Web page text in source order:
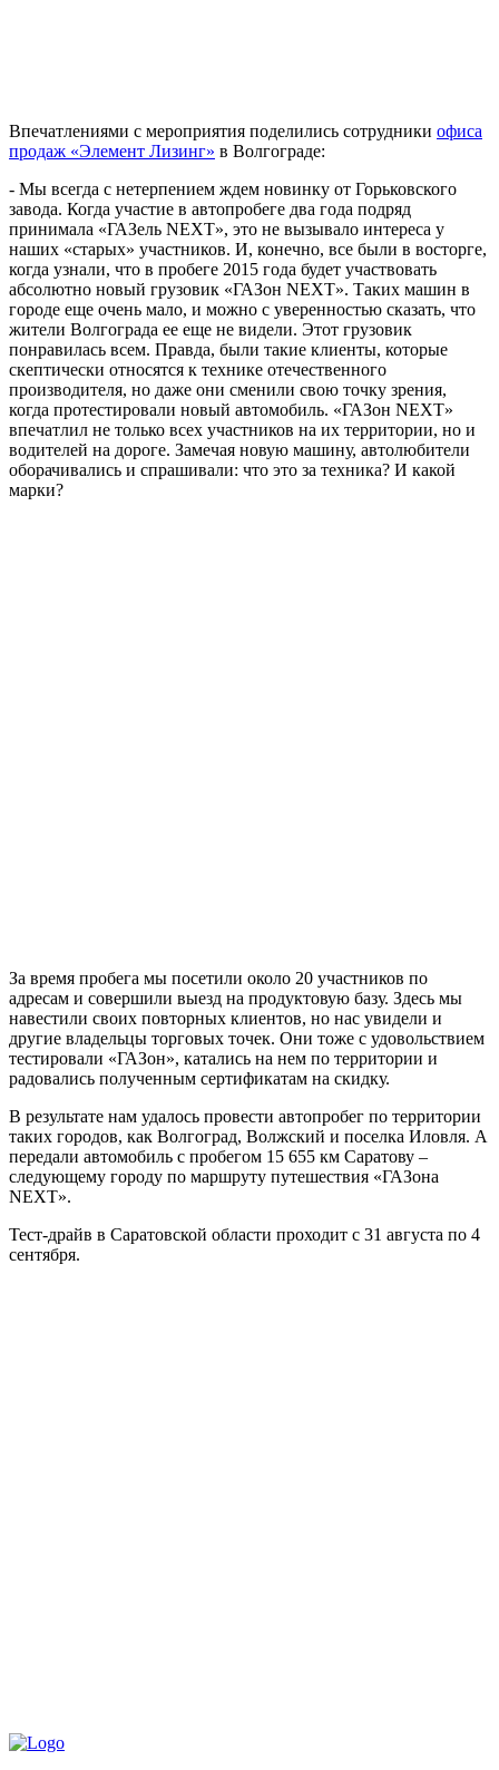
Впечатлениями с мероприятия поделились сотрудники офиса
продаж «Элемент Лизинг» в Волгограде:
- Мы всегда с нетерпением ждем новинку от Горьковского
завода. Когда участие в автопробеге два года подряд
принимала «ГАЗель NEXT», это не вызывало интереса у
наших «старых» участников. И, конечно, все были в восторге,
когда узнали, что в пробеге 2015 года будет участвовать
абсолютно новый грузовик «ГАЗон NEXT». Таких машин в
городе еще очень мало, и можно с уверенностью сказать, что
жители Волгограда ее еще не видели. Этот грузовик
понравилась всем. Правда, были такие клиенты, которые
скептически относятся к технике отечественного
производителя, но даже они сменили свою точку зрения,
когда протестировали новый автомобиль. «ГАЗон NEXT»
впечатлил не только всех участников на их территории, но и
водителей на дороге. Замечая новую машину, автолюбители
оборачивались и спрашивали: что это за техника? И какой
марки?
За время пробега мы посетили около 20 участников по
адресам и совершили выезд на продуктовую базу. Здесь мы
навестили своих повторных клиентов, но нас увидели и
другие владельцы торговых точек. Они тоже с удовольствием
тестировали «ГАЗон», катались на нем по территории и
радовались полученным сертификатам на скидку.
В результате нам удалось провести автопробег по территории
таких городов, как Волгоград, Волжский и поселка Иловля. А
передали автомобиль с пробегом 15 655 км Саратову –
следующему городу по маршруту путешествия «ГАЗона
NEXT».
Тест-драйв в Саратовской области проходит с 31 августа по 4
сентября.